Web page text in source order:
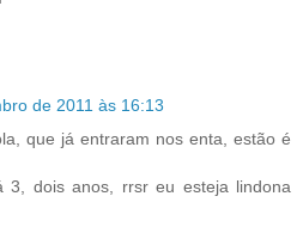
de 2011 às 16:13
que já entraram nos enta, estão é
3, dois anos, rrsr eu esteja lindona